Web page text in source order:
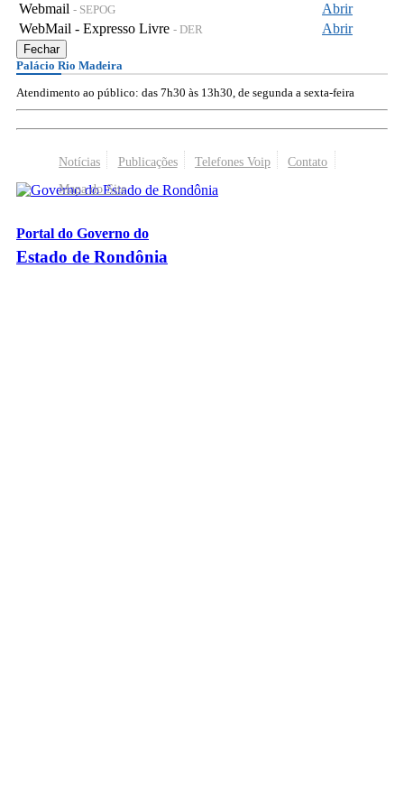
Webmail - SEPOG
Abrir
WebMail - Expresso Livre - DER Abrir
Fechar
Palácio Rio Madeira
Atendimento ao público: das 7h30 às 13h30, de segunda a sexta-feira
Notícias Publicações Telefones Voip
Contato
Mapa do Site
Portal do Governo do
Estado de Rondônia